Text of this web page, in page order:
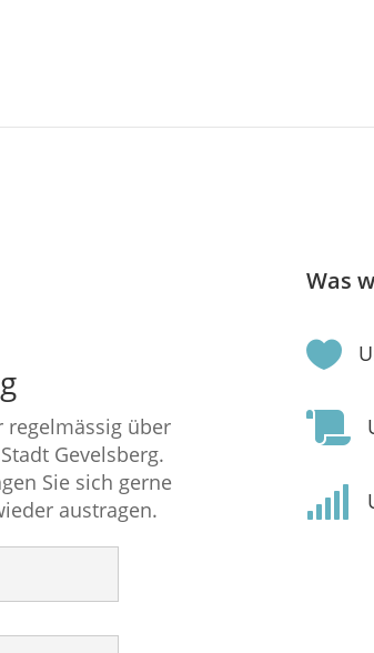
über
Gevelsberg.
Sie sich gerne
austragen.
Was


